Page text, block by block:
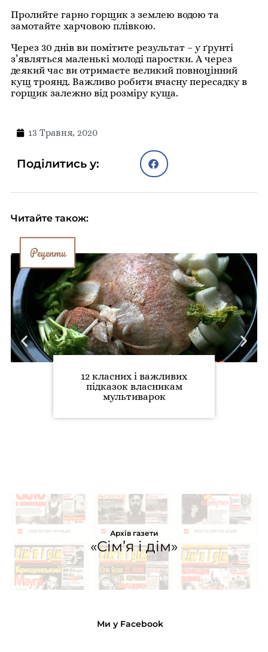
Пролийте гарно горщик з землею водою та
замотайте харчовою плівкою.
Через 30 днів ви помітите результат – у ґрунті
з’являться маленькі молоді паростки. А через
деякий час ви отримаєте великий повноцінний
кущ троянд. Важливо робити вчасну пересадку в
горщик залежно від розміру куща.
13 Травня, 2020
Поділитись у:
Читайте також:
Рецепти
12 класних і важливих
підказок власникам
мультиварок
Архів газети
«Сім’я і дім»
Ми у Facebook